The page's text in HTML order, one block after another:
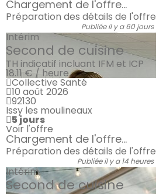
Chargement de l'offre...
Préparation des détails de l'offre
Publiée il y a 60 jours
Intérim
Second de cuisine
TH indicatif incluant IFM et ICP
18.11 € / heure
Collective Santé
10 août 2026
92130
Issy les moulineaux
5 jours
Voir l'offre
Chargement de l'offre...
Préparation des détails de l'offre
Publiée il y a 14 heures
Intérim
Second de cuisine